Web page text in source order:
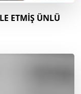
ETMİŞ ÜNLÜ